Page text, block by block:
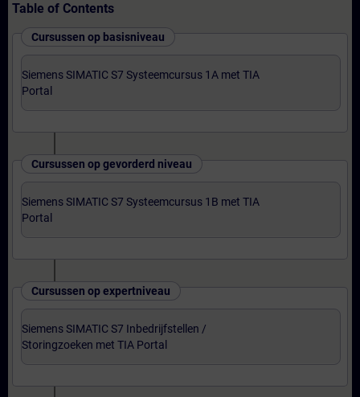
Table of Contents
Cursussen op basisniveau
Siemens SIMATIC S7 Systeemcursus 1A met TIA
Portal
Cursussen op gevorderd niveau
Siemens SIMATIC S7 Systeemcursus 1B met TIA
Portal
Cursussen op expertniveau
Siemens SIMATIC S7 Inbedrijfstellen /
Storingzoeken met TIA Portal